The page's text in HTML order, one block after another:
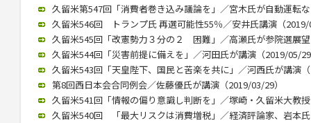
久留米第547回「消費者巻き込み議論を」／宮木氏が自動運転
久留米546回 トランプ氏 再選可能性55％／安井氏講演（
久留米545回「改憲勢力３分の２ 困難」／高瀬氏が参院選展
久留米544回「災害前提に備えを」／河田氏が講演（2019/05/
久留米543回「天皇陛下、国民と苦楽を共に」／河西氏が講演
第8回西日本会合同例会／佐藤優氏が講演（2019/03/29）
久留米541回「情報の偏り意識し判断を」／塚崎・久留米大教
久留米540回 「最大リスクは消費増税」／経済評論家、岩本